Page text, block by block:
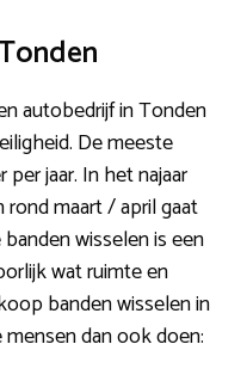
autobedrijf in Tonden
De meeste
jaar. In het najaar
maart / april gaat
wisselen is een
wat ruimte en
banden wisselen in
dan ook doen: